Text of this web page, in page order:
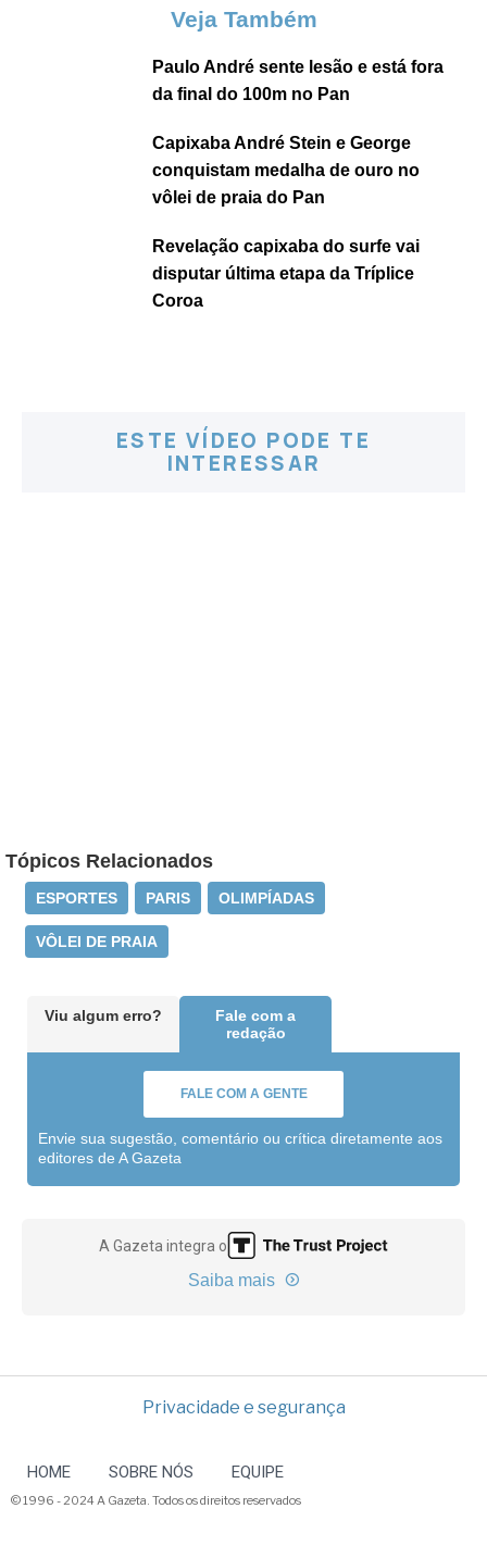
Veja Também
Paulo André sente lesão e está fora
da final do 100m no Pan
Capixaba André Stein e George
conquistam medalha de ouro no
vôlei de praia do Pan
Revelação capixaba do surfe vai
disputar última etapa da Tríplice
Coroa
ESTE VÍDEO PODE TE
INTERESSAR
Tópicos Relacionados
ESPORTES PARIS OLIMPÍADAS
VÔLEI DE PRAIA
Viu algum erro?
Fale com a
redação
FALE COM A GENTE
Envie sua sugestão, comentário ou crítica diretamente aos
editores de A Gazeta
A Gazeta integra o
Saiba mais
Privacidade e segurança
HOME SOBRE NÓS EQUIPE
© 1996 - 2024 A Gazeta. Todos os direitos reservados